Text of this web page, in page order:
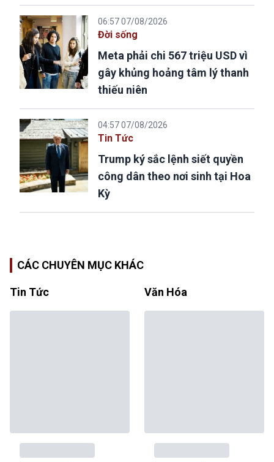
06:57 07/08/2026
Đời sống
Meta phải chi 567 triệu USD vì
gây khủng hoảng tâm lý thanh
thiếu niên
04:57 07/08/2026
Tin Tức
Trump ký sắc lệnh siết quyền
công dân theo nơi sinh tại Hoa
Kỳ
CÁC CHUYÊN MỤC KHÁC
Tin Tức Văn Hóa